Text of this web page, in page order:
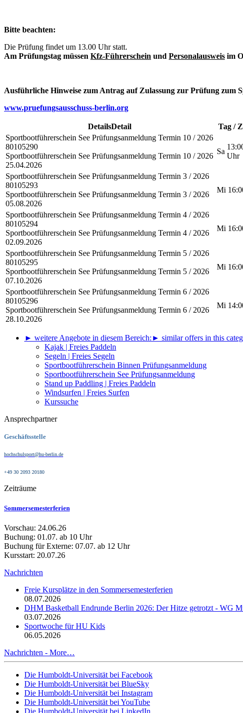
Bitte beachten:
Die Prüfung findet um 13.00 Uhr statt.
Am Prüfungstag müssen Kfz-Führerschein und Personalausweis im
Ausführliche Hinweise zum Antrag auf Zulassung zur Prüfung zum
www.pruefungsausschuss-berlin.org
DetailsDetail Tag /
Sportbootführerschein See Prüfungsanmeldung Termin 10 / 2026
80105290
Sportbootführerschein See Prüfungsanmeldung Termin 10 / 2026
25.04.2026
Sa
Uhr
Sportbootführerschein See Prüfungsanmeldung Termin 3 / 2026
80105293
Sportbootführerschein See Prüfungsanmeldung Termin 3 / 2026
05.08.2026
Mi
Sportbootführerschein See Prüfungsanmeldung Termin 4 / 2026
80105294
Sportbootführerschein See Prüfungsanmeldung Termin 4 / 2026
02.09.2026
Mi
Sportbootführerschein See Prüfungsanmeldung Termin 5 / 2026
80105295
Sportbootführerschein See Prüfungsanmeldung Termin 5 / 2026
07.10.2026
Mi
Sportbootführerschein See Prüfungsanmeldung Termin 6 / 2026
80105296
Sportbootführerschein See Prüfungsanmeldung Termin 6 / 2026
28.10.2026
Mi
► weitere Angebote in diesem Bereich: ► similar offers in this
Kajak | Freies Paddeln
Segeln | Freies Segeln
Sportbootführerschein Binnen Prüfungsanmeldung
Sportbootführerschein See Prüfungsanmeldung
Stand up Paddling | Freies Paddeln
Windsurfen | Freies Surfen
Kurssuche
Ansprechpartner
Geschäftsstelle
hochschulsport@hu-berlin.de
+49 30 2093 20180
Zeiträume
Sommersemesterferien
Vorschau: 24.06.26
Buchung: 01.07. ab 10 Uhr
Buchung für Externe: 07.07. ab 12 Uhr
Kursstart: 20.07.26
Nachrichten
Freie Kursplätze in den Sommersemesterferien
08.07.2026
DHM Basketball Endrunde Berlin 2026: Der Hitze getrotzt - WG
03.07.2026
Sportwoche für HU Kids
06.05.2026
Nachrichten - More…
Die Humboldt-Universität bei Facebook
Die Humboldt-Universität bei BlueSky
Die Humboldt-Universität bei Instagram
Die Humboldt-Universität bei YouTube